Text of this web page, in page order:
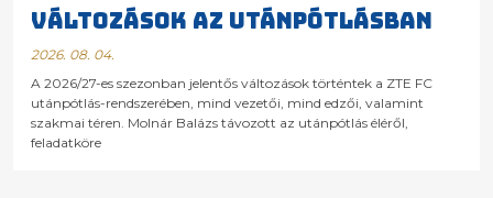
VÁLTOZÁSOK AZ UTÁNPÓTLÁSBAN
2026. 08. 04.
A 2026/27-es szezonban jelentős változások történtek a ZTE FC
utánpótlás-rendszerében, mind vezetői, mind edzői, valamint
szakmai téren. Molnár Balázs távozott az utánpótlás éléről,
feladatköre